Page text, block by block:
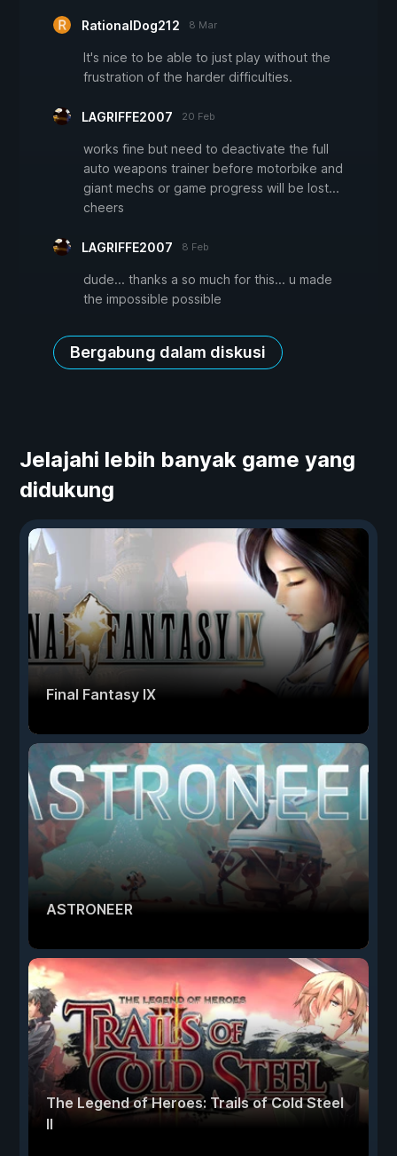
RationalDog212 8 Mar
It's nice to be able to just play without the
frustration of the harder difficulties.
LAGRIFFE2007 20 Feb
works fine but need to deactivate the full
auto weapons trainer before motorbike and
giant mechs or game progress will be lost...
cheers
LAGRIFFE2007 8 Feb
dude... thanks a so much for this... u made
the impossible possible
Bergabung dalam diskusi
Jelajahi lebih banyak game yang
didukung
Final Fantasy IX
ASTRONEER
The Legend of Heroes: Trails of Cold Steel
II